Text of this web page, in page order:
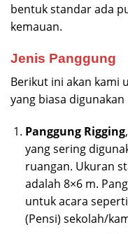
bentuk standar ada
kemauan.
Jenis Panggung
Berikut ini akan kami
yang biasa
Panggung Rigging
yang sering
ruangan. Ukuran
adalah 8×6 m.
untuk acara
(Pensi) sekolah/